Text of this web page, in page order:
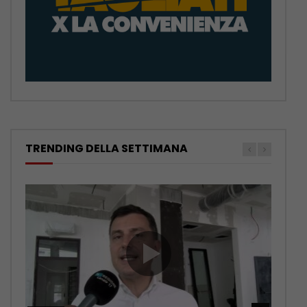
TRENDING DELLA SETTIMANA